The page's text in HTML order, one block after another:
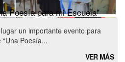
Poesía para mi Escuela”
un importante evento para
Poesía...
VER MÁS